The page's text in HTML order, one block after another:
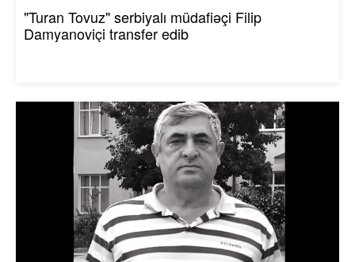
"Turan Tovuz" serbiyalı müdafiəçi Filip
Damyanoviçi transfer edib